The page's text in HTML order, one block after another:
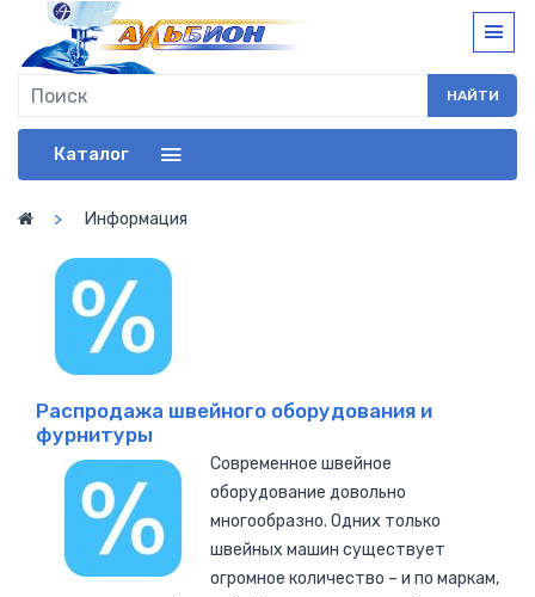
НАЙТИ
Каталог
Информация
Распродажа швейного оборудования и
фурнитуры
Современное швейное
оборудование довольно
многообразно. Одних только
швейных машин существует
огромное количество – и по маркам,